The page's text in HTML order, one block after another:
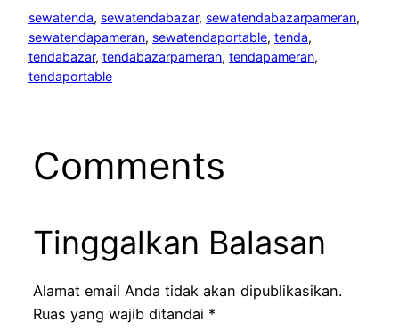
sewatenda, sewatendabazar, sewatendabazarpameran
sewatendapameran, sewatendaportable, tenda
tendabazar, tendabazarpameran, tendapameran
tendaportable
Comments
Tinggalkan Balasan
Alamat email Anda tidak akan dipublikasikan.
Ruas yang wajib ditandai *